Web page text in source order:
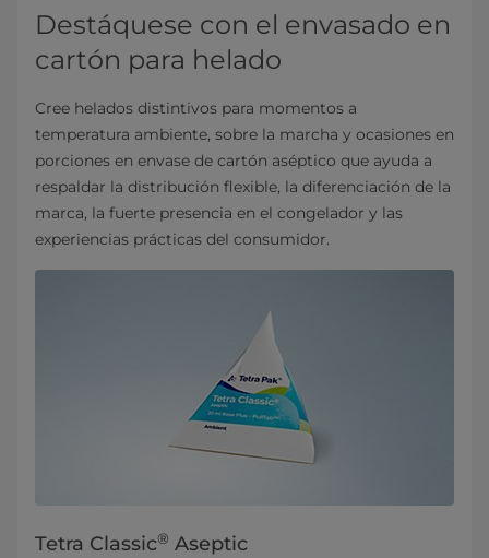
Destáquese con el envasado en
cartón para helado
Cree helados distintivos para momentos a
temperatura ambiente, sobre la marcha y ocasiones en
porciones en envase de cartón aséptico que ayuda a
respaldar la distribución flexible, la diferenciación de la
marca, la fuerte presencia en el congelador y las
experiencias prácticas del consumidor.
Tetra Classic® Aseptic